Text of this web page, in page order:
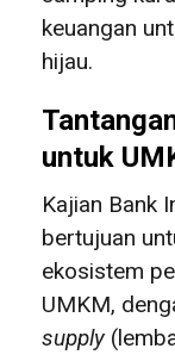
keuangan
hijau.
untuk
Kajian Bank
bertujuan
ekosistem
UMKM,
supply